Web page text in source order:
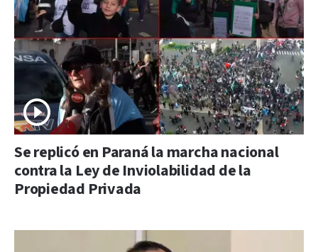
Se replicó en Paraná la marcha nacional
contra la Ley de Inviolabilidad de la
Propiedad Privada